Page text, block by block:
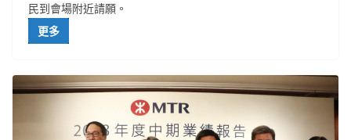
民到會場附近請願。
更多